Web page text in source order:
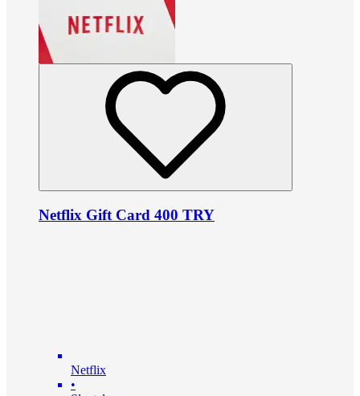
Netflix Gift Card 400 TRY
Netflix
•